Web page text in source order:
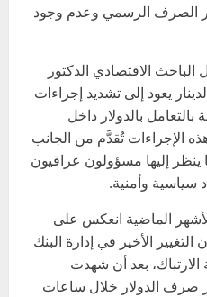
الصرف الرسمي وعدم وجود
الاقتصادي الدكتور
يعود إلى تشديد إجراءات
بالتعامل بالدولار داخل
الإجراءات تُقدَّم من الجانب
ينظر إليها مسؤولون عراقيون
سياسية وأمنية.
الماضية انعكس على
الأخير في إدارة البنك
بعد أن شهدت
صرف الدولار خلال ساعات